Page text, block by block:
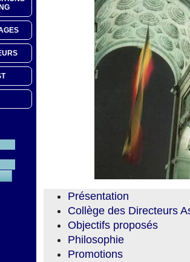
Présentation
Collège des Directeurs
Objectifs proposés
Philosophie
Promotions